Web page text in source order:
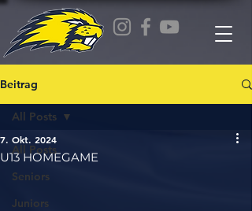
Beitrag
All Posts
Seniors
Juniors
All Posts
U13 HOMEGAME
7. Okt. 2024